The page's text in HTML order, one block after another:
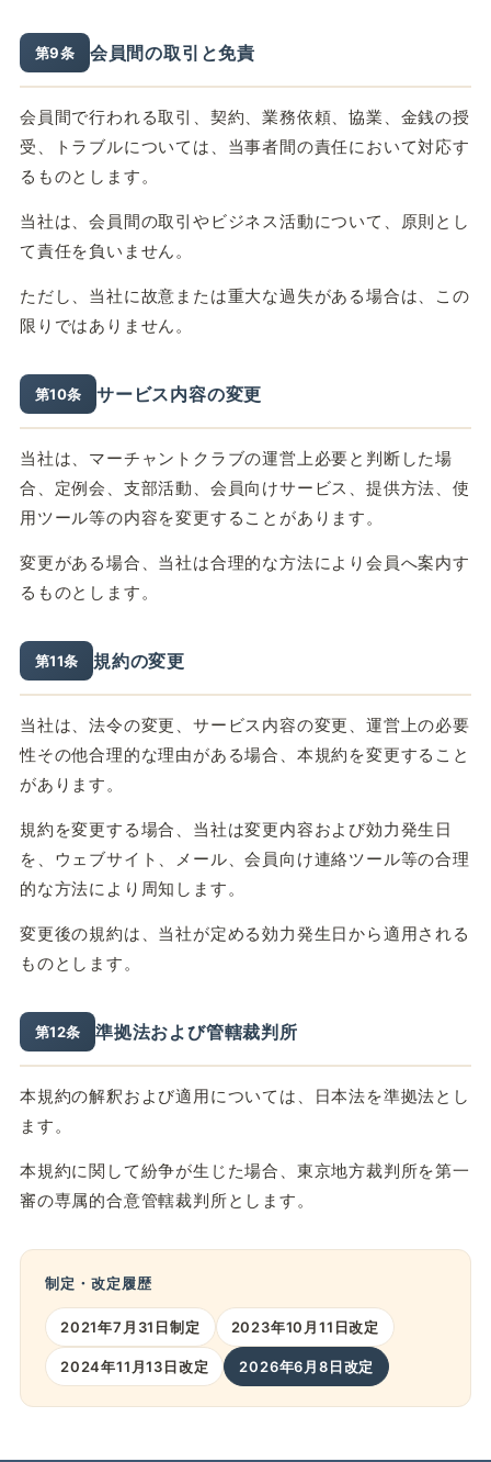
第9条 会員間の取引と免責
会員間で行われる取引、契約、業務依頼、協業、金銭の授
受、トラブルについては、当事者間の責任において対応す
るものとします。
当社は、会員間の取引やビジネス活動について、原則とし
て責任を負いません。
ただし、当社に故意または重大な過失がある場合は、この
限りではありません。
第10条 サービス内容の変更
当社は、マーチャントクラブの運営上必要と判断した場
合、定例会、支部活動、会員向けサービス、提供方法、使
用ツール等の内容を変更することがあります。
変更がある場合、当社は合理的な方法により会員へ案内す
るものとします。
第11条 規約の変更
当社は、法令の変更、サービス内容の変更、運営上の必要
性その他合理的な理由がある場合、本規約を変更すること
があります。
規約を変更する場合、当社は変更内容および効力発生日
を、ウェブサイト、メール、会員向け連絡ツール等の合理
的な方法により周知します。
変更後の規約は、当社が定める効力発生日から適用される
ものとします。
第12条 準拠法および管轄裁判所
本規約の解釈および適用については、日本法を準拠法とし
ます。
本規約に関して紛争が生じた場合、東京地方裁判所を第一
審の専属的合意管轄裁判所とします。
制定・改定履歴
2021年7月31日制定 2023年10月11日改定
2024年11月13日改定 2026年6月8日改定